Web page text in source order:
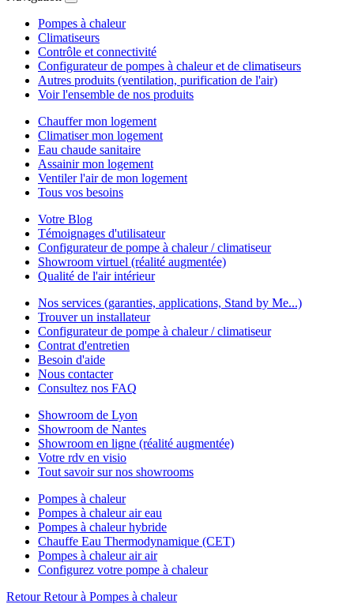
Pompes à chaleur
Climatiseurs
Contrôle et connectivité
Configurateur de pompes à chaleur et de climatiseurs
Autres produits (ventilation, purification de l'air)
Voir l'ensemble de nos produits
Chauffer mon logement
Climatiser mon logement
Eau chaude sanitaire
Assainir mon logement
Ventiler l'air de mon logement
Tous vos besoins
Votre Blog
Témoignages d'utilisateur
Configurateur de pompe à chaleur / climatiseur
Showroom virtuel (réalité augmentée)
Qualité de l'air intérieur
Nos services (garanties, applications, Stand by Me...)
Trouver un installateur
Configurateur de pompe à chaleur / climatiseur
Contrat d'entretien
Besoin d'aide
Nous contacter
Consultez nos FAQ
Showroom de Lyon
Showroom de Nantes
Showroom en ligne (réalité augmentée)
Votre rdv en visio
Tout savoir sur nos showrooms
Pompes à chaleur
Pompes à chaleur air eau
Pompes à chaleur hybride
Chauffe Eau Thermodynamique (CET)
Pompes à chaleur air air
Configurez votre pompe à chaleur
Retour Retour à Pompes à chaleur